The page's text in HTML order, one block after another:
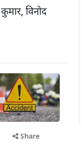
विनोद
Share